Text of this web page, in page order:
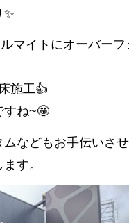
イトにオーバーフ
施工👍
すね~🤩
などもお手伝いさ
す。